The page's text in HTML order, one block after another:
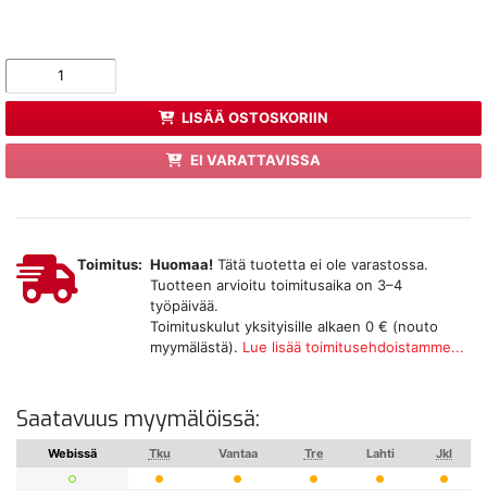
LISÄÄ OSTOSKORIIN
EI VARATTAVISSA
Toimitus: Huomaa! Tätä tuotetta ei ole varastossa.
Tuotteen arvioitu toimitusaika on 3–4
työpäivää.
Toimituskulut yksityisille alkaen 0 € (nouto
myymälästä). Lue lisää toimitusehdoistamme...
Saatavuus myymälöissä:
Webissä Tku Vantaa Tre Lahti Jkl